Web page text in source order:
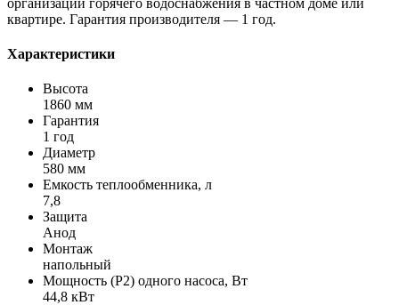
квартире. Гарантия производителя — 1 год.
Характеристики
Высота
1860 мм
Гарантия
1 год
Диаметр
580 мм
Емкость теплообменника, л
7,8
Защита
Анод
Монтаж
напольный
Мощность (Р2) одного насоса, Вт
44,8 кВт